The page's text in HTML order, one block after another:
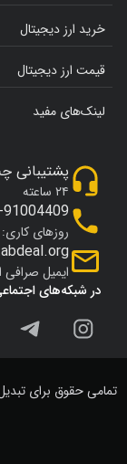
خرید ارز دیجیتال
قیمت ارز دیجیتال
لینک‌های مفید
در شبکه‌های
پشتیبانی
۲۴ ساعته
روزهای کاری: 9 صبح تا 7 شب
ایمیل صرافی
تمامی حقوق برای